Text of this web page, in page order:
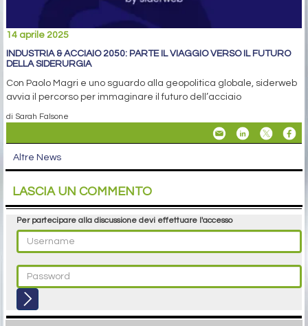
14 aprile 2025
INDUSTRIA & ACCIAIO 2050: PARTE IL VIAGGIO VERSO IL FUTURO
DELLA SIDERURGIA
Con Paolo Magri e uno sguardo alla geopolitica globale, siderweb
avvia il percorso per immaginare il futuro dell’acciaio
di Sarah Falsone
Altre News
LASCIA UN COMMENTO
Per partecipare alla discussione devi effettuare l'accesso